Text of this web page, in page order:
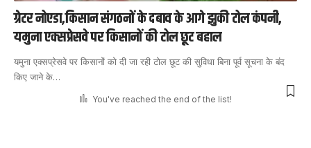
ग्रेटर नोएडा,किसान संगठनों के दबाव के आगे झुकी टोल कंपनी,
यमुना एक्सप्रेसवे पर किसानों की टोल छूट बहाल
यमुना एक्सप्रेसवे पर किसानों को दी जा रही टोल छूट की सुविधा बिना पूर्व सूचना के बंद
किए जाने के…
You've reached the end of the list!